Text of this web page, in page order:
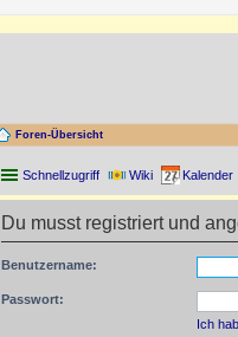
Foren-Übersicht
Schnellzugriff Wiki Kalender
Du musst registriert und
Benutzername:
Passwort:
Ich